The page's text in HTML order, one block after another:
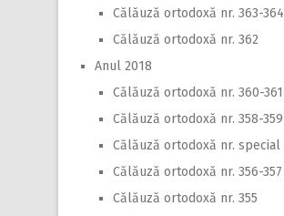
Călăuză ortodoxă nr. 363-364
Călăuză ortodoxă nr. 362
Anul 2018
Călăuză ortodoxă nr. 360-361
Călăuză ortodoxă nr. 358-359
Călăuză ortodoxă nr. special
Călăuză ortodoxă nr. 356-357
Călăuză ortodoxă nr. 355